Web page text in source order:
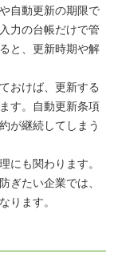
自動更新の期限で
力の台帳だけで管
と、更新時期や解
おけば、更新する
す。自動更新条項
が継続してしまう
にも関わります。
ぎたい企業では、
ります。